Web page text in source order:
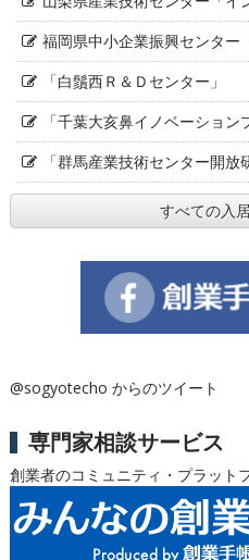
福岡県中小企業振興センター
「白鬚西Ｒ＆Ｄセンター」
「千葉大亥鼻イノベーション
「群馬産業技術センター開放
すべての入
@sogyotecho からのツイート
専門家相談サービス
創業者のコミュニティ・プラット